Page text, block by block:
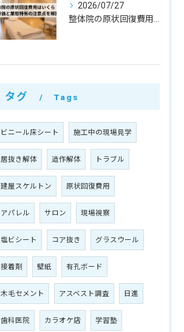
2026/07/27
タグ Tags
ビニール床シート 施工中の現場見学
居抜き解体 造作解体 トラブル
建屋スケルトン 原状回復費用
アパレル サロン 現場視察
塩ビシート コア抜き グラスウール
接着剤 壁紙 有孔ボード
木毛セメント アスベスト調査 日進
歯科医院 カラオケ店 学習塾